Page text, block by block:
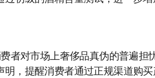
者对市场上奢侈品真伪的普遍担
，提醒消费者通过正规渠道购